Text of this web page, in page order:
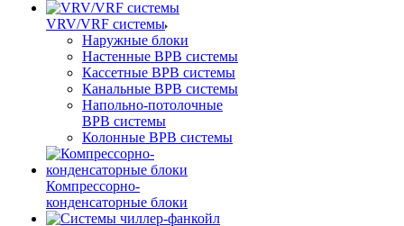
VRV/VRF системы
Наружные блоки
Настенные ВРВ системы
Кассетные ВРВ системы
Канальные ВРВ системы
Напольно-потолочные
ВРВ системы
Колонные ВРВ системы
Компрессорно-
конденсаторные блоки